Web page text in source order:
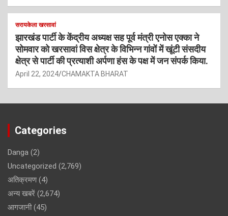
सरायकेला खरसावां
झारखंड पार्टी के केंद्रीय अध्यक्ष सह पूर्व मंत्री एनोस एक्का ने
सोमवार को खरसावां विस क्षेत्र के विभिन्न गांवों में खूंटी संसदीय
क्षेत्र से पार्टी की प्रत्याशी अर्पणा हंस के पक्ष में जन संपर्क किया.
April 22, 2024 CHAMAKTA BHARAT
Categories
Danga (2)
Uncategorized (2,769)
अतिक्रमण(4)
अन्य खबरें (2,674)
आगजानी(45)